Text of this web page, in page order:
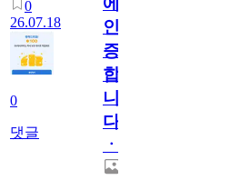
0
26.07.18
0
댓글
인
증
합
니
다
ㆍ